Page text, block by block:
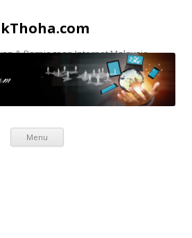
& Perniagaan Internet Malaysia
Menu
Skip to content